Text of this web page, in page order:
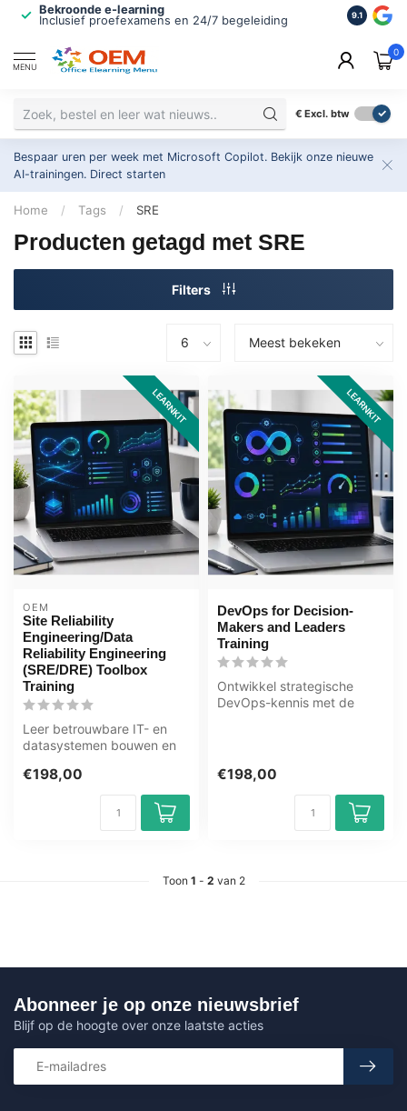
Bekroonde e-learning
Inclusief proefexamens en 24/7 begeleiding
ISO
2.500+
9.1
MENU
0
€ Excl. btw
Bespaar uren per week met Microsoft Copilot. Bekijk onze nieuwe
AI-trainingen. Direct starten
Home / Tags / SRE
Producten getagd met SRE
Filters
LEARNKIT
OEM
Site Reliability
Engineering/Data
Reliability Engineering
(SRE/DRE) Toolbox
Training
Leer betrouwbare IT- en
datasystemen bouwen en
Deze ICT ...
€198,00
LEARNKIT
DevOps for Decision-
Makers and Leaders
Training
Ontwikkel strategische
DevOps-kennis met de
€198,00
Toon 1 - 2 van 2
Abonneer je op onze nieuwsbrief
Blijf op de hoogte over onze laatste acties